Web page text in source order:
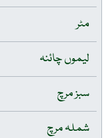
مٹر
لیموں چائنہ
سبز مرچ
شملہ مرچ